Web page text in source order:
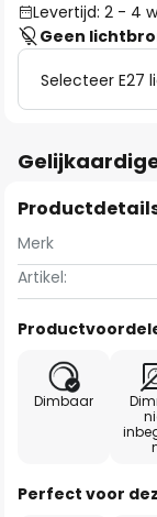
Levertijd: 2 - 4
Geen
Selecteer E27
Merk
Artikel:
Dimbaar
Perfect voor